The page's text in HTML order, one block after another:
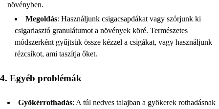
növényben.
Megoldás: Használjunk csigacsapdákat vagy szórjunk ki
csigariasztó granulátumot a növények köré. Természetes
módszerként gyűjtsük össze kézzel a csigákat, vagy használjunk
rézcsíkot, ami taszítja őket.
4. Egyéb problémák
Gyökérrothadás: A túl nedves talajban a gyökerek rothadásnak